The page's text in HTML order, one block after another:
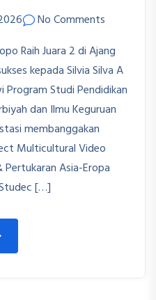
No Comments
Raih Juara 2 di Ajang
kepada Silvia Silva A
Program Studi Pendidikan
dan Ilmu Keguruan
membanggakan
Multicultural Video
Asia-Eropa
[…]